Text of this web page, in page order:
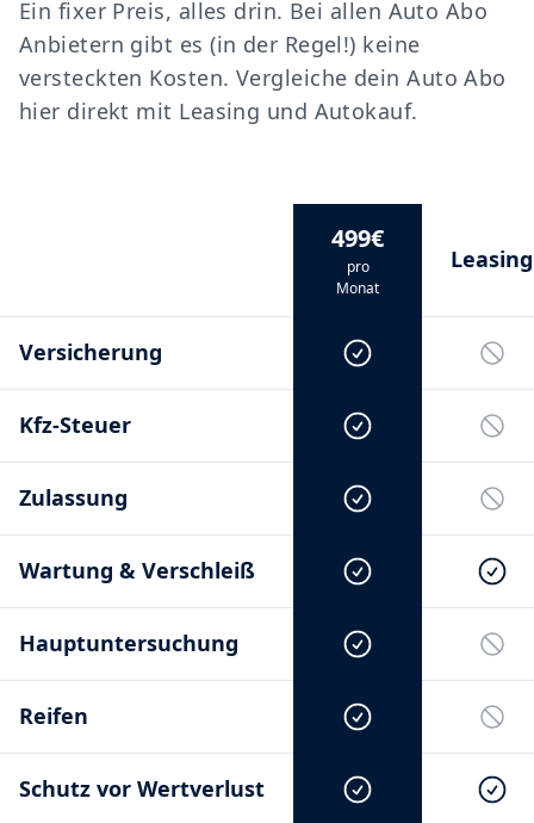
Ein fixer Preis, alles drin. Bei allen Auto Abo
Anbietern gibt es (in der Regel!) keine
versteckten Kosten. Vergleiche dein Auto Abo
hier direkt mit Leasing und Autokauf.
499€
pro
Monat
Leasing
Versicherung
Kfz-Steuer
Zulassung
Wartung & Verschleiß
Hauptuntersuchung
Reifen
Schutz vor Wertverlust